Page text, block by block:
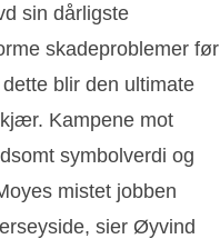
sin dårligste
skadeproblemer før
blir den ultimate
Kampene mot
symbolverdi og
mistet jobben
sier Øyvind